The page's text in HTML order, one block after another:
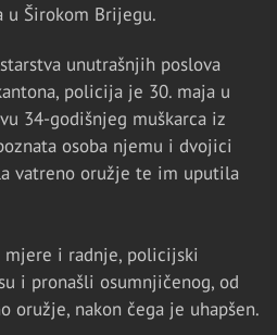
Širokom Brijegu.
unutrašnjih poslova
policija je 30. maja u
34-godišnjeg muškarca iz
osoba njemu i dvojici
vatreno oružje te im uputila
i radnje, policijski
i pronašli osumnjičenog, od
oružje, nakon čega je uhapšen.